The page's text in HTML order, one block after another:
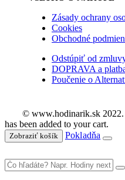
Zásady ochrany
Cookies
Obchodné
Odstúpiť od
DOPRAVA a
Poučenie o
© www.hodinarik.sk 2022.
has been added to your cart.
Zobraziť košík Pokladňa